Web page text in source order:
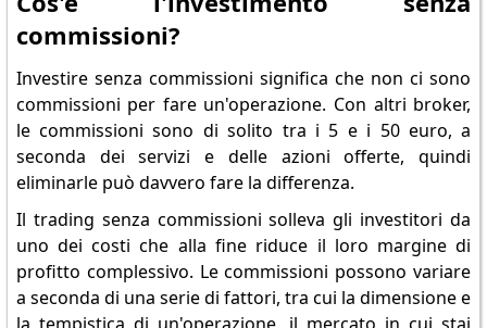
commissioni?
Investire senza commissioni significa che non ci sono
commissioni per fare un'operazione. Con altri broker,
le commissioni sono di solito tra i 5 e i 50 euro, a
seconda dei servizi e delle azioni offerte, quindi
eliminarle può davvero fare la differenza.
Il trading senza commissioni solleva gli investitori da
uno dei costi che alla fine riduce il loro margine di
profitto complessivo. Le commissioni possono variare
a seconda di una serie di fattori, tra cui la dimensione e